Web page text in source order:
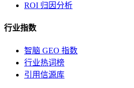
ROI 归因分析
行业指数
智脑 GEO 指数
行业热词榜
引用信源库